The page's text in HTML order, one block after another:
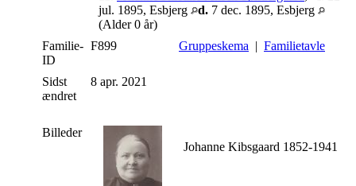
jul. 1895, Esbjerg
d. 7 dec. 1895, Esbjerg
(Alder 0 år)
Familie-
ID
F899 Gruppeskema | Familietavle
Sidst
ændret
8 apr. 2021
Billeder
Johanne Kibsgaard 1852-1941